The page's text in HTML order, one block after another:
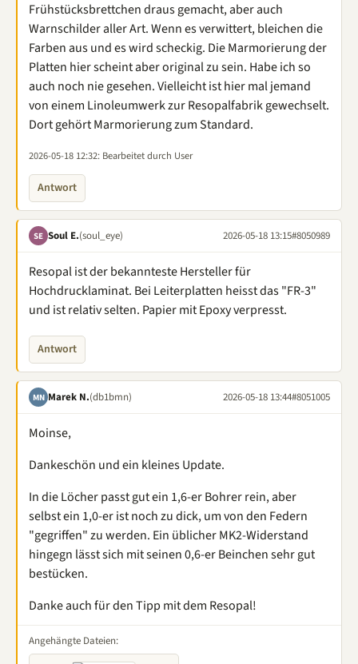
Frühstücksbrettchen draus gemacht, aber auch
Warnschilder aller Art. Wenn es verwittert, bleichen die
Farben aus und es wird scheckig. Die Marmorierung der
Platten hier scheint aber original zu sein. Habe ich so
auch noch nie gesehen. Vielleicht ist hier mal jemand
von einem Linoleumwerk zur Resopalfabrik gewechselt.
Dort gehört Marmorierung zum Standard.
2026-05-18 12:32: Bearbeitet durch User
Antwort
SE Soul E.(soul_eye) 2026-05-18 13:15#8050989
Resopal ist der bekannteste Hersteller für
Hochdrucklaminat. Bei Leiterplatten heisst das "FR-3"
und ist relativ selten. Papier mit Epoxy verpresst.
Antwort
MN Marek N.(db1bmn) 2026-05-18 13:44#8051005
Moinse,
Dankeschön und ein kleines Update.
In die Löcher passt gut ein 1,6-er Bohrer rein, aber
selbst ein 1,0-er ist noch zu dick, um von den Federn
"gegriffen" zu werden. Ein üblicher MK2-Widerstand
hingegn lässt sich mit seinen 0,6-er Beinchen sehr gut
bestücken.
Danke auch für den Tipp mit dem Resopal!
Angehängte Dateien: